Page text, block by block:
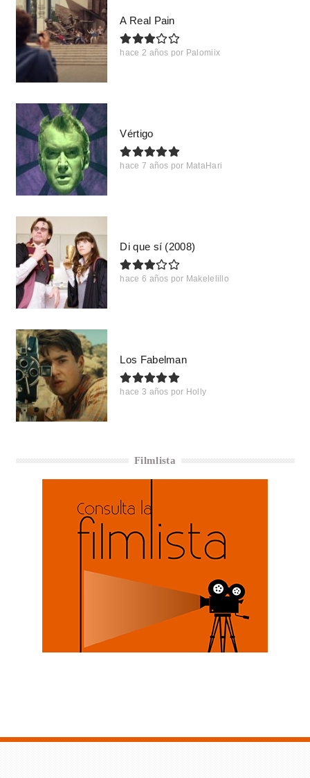
A Real Pain
hace 2 años por Palomiix
Vértigo
hace 7 años por MataHari
Di que sí (2008)
hace 6 años por Makelelillo
Los Fabelman
hace 3 años por Holly
Filmlista